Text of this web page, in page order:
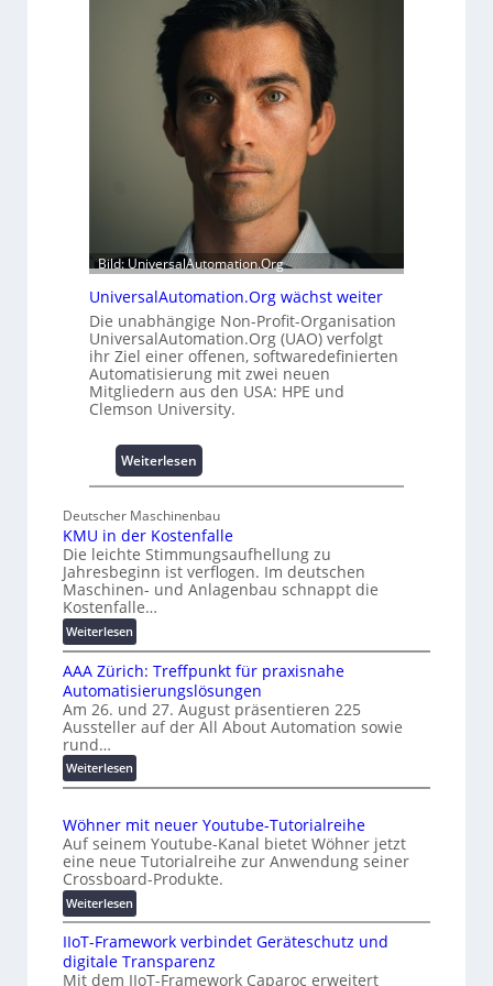
e
t
s
t
a
b
u
h
e
m
m
n
s
s
s
c
h
a
f
m
d
u
l
e
u
n
d
4
0
A
Bild: UniversalAutomation.Org
UniversalAutomation.Org wächst weiter
Die unabhängige Non-Profit-Organisation
UniversalAutomation.Org (UAO) verfolgt
ihr Ziel einer offenen, softwaredefinierten
Automatisierung mit zwei neuen
Mitgliedern aus den USA: HPE und
Clemson University.
Weiterlesen
U
i
v
e
r
l
A
u
t
o
t
o
n
.
r
g
w
Deutscher Maschinenbau
KMU in der Kostenfalle
Die leichte Stimmungsaufhellung zu
Jahresbeginn ist verflogen. Im deutschen
Maschinen- und Anlagenbau schnappt die
Kostenfalle…
Weiterlesen:
K
M
U
i
n
e
r
o
s
t
e
n
f
a
l
AAA Zürich: Treffpunkt für praxisnahe
Automatisierungslösungen
Am 26. und 27. August präsentieren 225
Aussteller auf der All About Automation sowie
rund…
Weiterlesen:
A
A
Z
ü
r
i
c
h
:
Wöhner mit neuer Youtube-Tutorialreihe
Auf seinem Youtube-Kanal bietet Wöhner jetzt
eine neue Tutorialreihe zur Anwendung seiner
Crossboard-Produkte.
Weiterlesen:
W
ö
h
n
IIoT-Framework verbindet Geräteschutz und
digitale Transparenz
Mit dem IIoT-Framework Caparoc erweitert